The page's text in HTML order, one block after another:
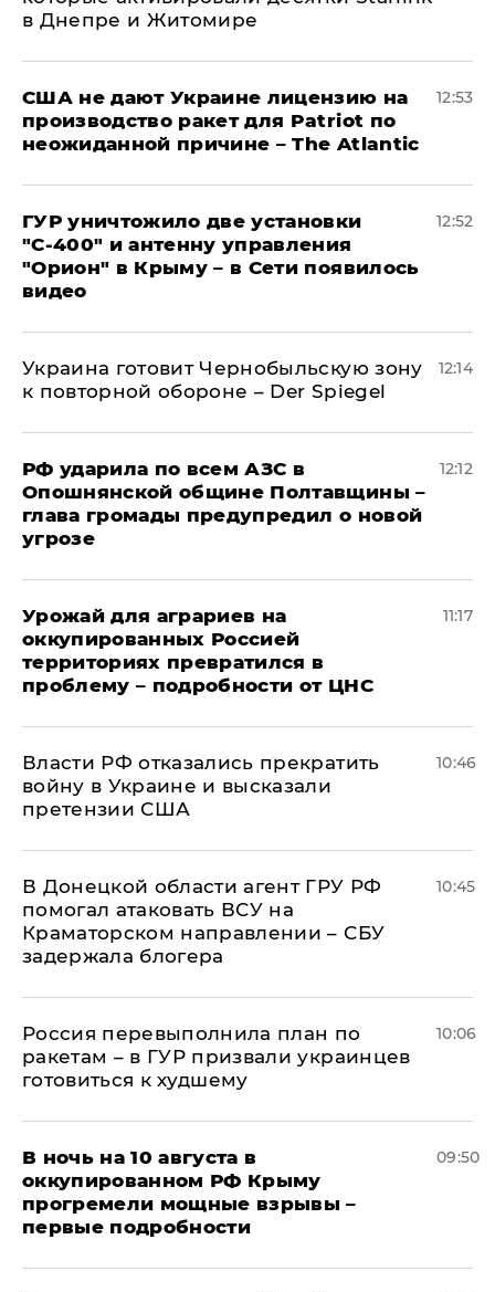
в Днепре и Житомире
США не дают Украине лицензию на
производство ракет для Patriot по
неожиданной причине – The Atlantic
12:53
ГУР уничтожило две установки
"С‑400" и антенну управления
"Орион" в Крыму – в Сети появилось
видео
12:52
Украина готовит Чернобыльскую зону
к повторной обороне – Der Spiegel
12:14
РФ ударила по всем АЗС в
Опошнянской общине Полтавщины –
глава громады предупредил о новой
угрозе
12:12
Урожай для аграриев на
оккупированных Россией
территориях превратился в
проблему – подробности от ЦНС
11:17
Власти РФ отказались прекратить
войну в Украине и высказали
претензии США
10:46
В Донецкой области агент ГРУ РФ
помогал атаковать ВСУ на
Краматорском направлении – СБУ
задержала блогера
10:45
Россия перевыполнила план по
ракетам – в ГУР призвали украинцев
готовиться к худшему
10:06
В ночь на 10 августа в
оккупированном РФ Крыму
прогремели мощные взрывы –
первые подробности
09:50